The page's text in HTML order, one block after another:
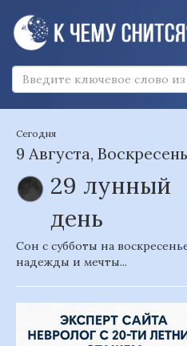
Сегодня
9 Августа,
29 лунный
день
Сон с субботы на
надежды и мечты...